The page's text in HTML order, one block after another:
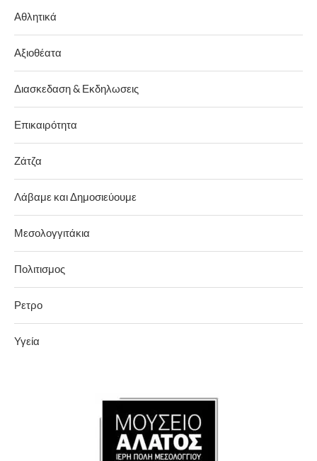
Αθλητικά
Αξιοθέατα
Διασκεδαση & Εκδηλωσεις
Επικαιρότητα
Ζάτζα
Λάβαμε και Δημοσιεύουμε
Μεσολογγιτάκια
Πολιτισμος
Ρετρο
Υγεία